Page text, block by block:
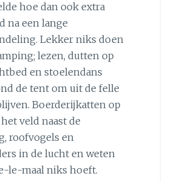
hoe dan ook extra
na een lange
Lekker niks doen
lezen, dutten op
en stoelendans
de tent om uit de felle
Boerderijkatten op
veld naast de
roofvogels en
in de lucht en weten
le-maal niks hoeft.